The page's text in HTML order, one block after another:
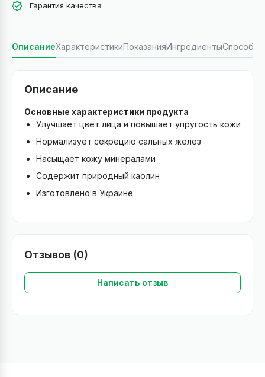
Гарантия качества
ОписаниеХарактеристикиПоказанияИнгредиентыСпособ
Описание
Основные характеристики продукта
Улучшает цвет лица и повышает упругость кожи
Нормализует секрецию сальных желез
Насыщает кожу минералами
Содержит природный каолин
Изготовлено в Украине
Отзывов (0)
Написать отзыв